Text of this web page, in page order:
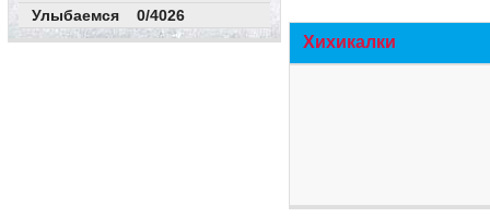
Улыбаемся 0/4026
Хихикалки